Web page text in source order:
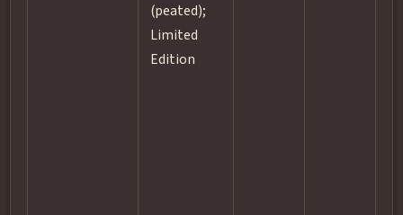
(peated);
Limited
Edition